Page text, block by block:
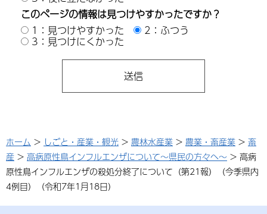
このページの情報は見つけやすかったですか？
1：見つけやすかった
2：ふつう
3：見つけにくかった
ホーム > しごと・産業・観光 > 農林水産業 > 農業・畜産業 > 畜
産 > 高病原性鳥インフルエンザについて～県民の方々へ～ > 高病
原性鳥インフルエンザの殺処分終了について（第21報）（今季県内
4例目）（令和7年1月18日）